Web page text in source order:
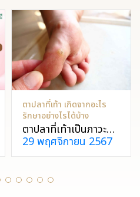
ตาปลาที่เท้า เกิดจากอะไร
รักษาอย่างไรได้บ้าง
ตาปลาที่เท้าเป็นภาวะที่
ผิวหนังแข็งตัวเป็นก้อน
กลมนูน มีจุดดำตรง
กลาง เกิดจากแรงกด
ทับซ้ำ ๆ ทำรู้สึกให้เจ็บ
29 พฤศจิกายน 2567